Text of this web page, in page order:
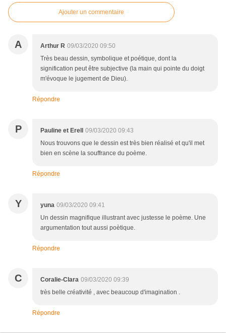
Ajouter un commentaire
A Arthur R 09/03/2020 09:50
Très beau dessin, symbolique et poétique, dont la
signification peut être subjective (la main qui pointe du doigt
m'évoque le jugement de Dieu).
Répondre
P Pauline et Erell
09/03/2020 09:43
Nous trouvons que le dessin est très bien réalisé et qu'il met
bien en scène la souffrance du poème.
Répondre
Y yuna 09/03/2020 09:41
Un dessin magnifique illustrant avec justesse le poème. Une
argumentation tout aussi poètique.
Répondre
C Coralie-Clara 09/03/2020 09:39
très belle créativité , avec beaucoup d'imagination .
Répondre